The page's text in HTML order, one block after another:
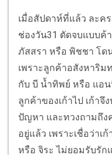
เมื่อสัปดาห์ที่แล้ว ละค
ช่องวัน31 ตัดจบแบบค้
ภัสสรา หรือ พิชชา โ
เพราะลูกค้าอสังหาริม
กับ บี น้ำทิพย์ หรือ แอ
ลูกค้าของเก้าไป เก้าจึ
ปัญหา และทวงถามถึง
อยู่แล้ว เพราะเชื่อว่าเ
หรือ จิระ ไม่ยอมรับรัก